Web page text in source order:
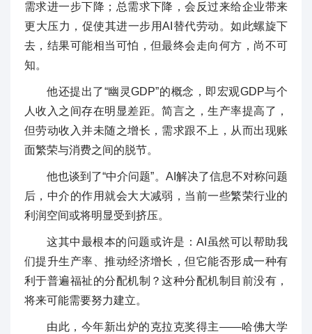
需求进一步下降；总需求下降，会反过来给企业带来
更大压力，促使其进一步用AI替代劳动。如此螺旋下
去，结果可能相当可怕，但最终会走向何方，尚不可
知。
他还提出了“幽灵GDP”的概念，即宏观GDP与个
人收入之间存在明显差距。简言之，生产率提高了，
但劳动收入并未随之增长，需求跟不上，从而出现账
面繁荣与消费之间的脱节。
他也谈到了“中介问题”。AI解决了信息不对称问题
后，中介的作用就会大大减弱，当前一些繁荣行业的
利润空间或将明显受到挤压。
这其中最根本的问题或许是：AI虽然可以帮助我
们提升生产率、推动经济增长，但它能否形成一种有
利于普遍福祉的分配机制？这种分配机制目前没有，
将来可能需要努力建立。
由此，今年新出炉的克拉克奖得主——哈佛大学